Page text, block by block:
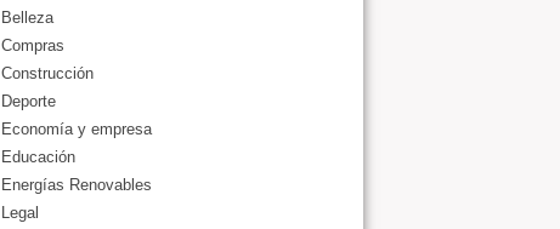
Belleza
Compras
Construcción
Deporte
Economía y empresa
Educación
Energías Renovables
Legal